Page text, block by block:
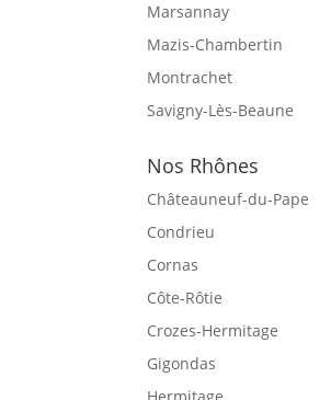
Marsannay
Mazis-Chambertin
Montrachet
Savigny-Lès-Beaune
Nos Rhônes
Châteauneuf-du-Pape
Condrieu
Cornas
Côte-Rôtie
Crozes-Hermitage
Gigondas